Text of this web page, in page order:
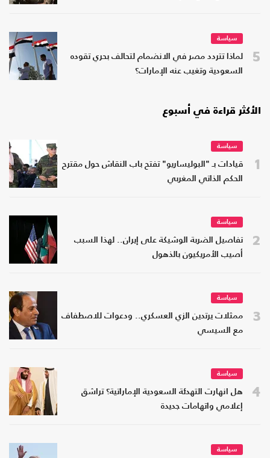
5
سياسة
لماذا تتردد مصر في الانضمام لتحالف بحري تقوده
السعودية وتغيب عنه الإمارات؟
الأكثر قراءة في أسبوع
1
سياسة
قيادات بـ "البوليساريو" تفتح باب النقاش حول مقترح
الحكم الذاتي المغربي
2
سياسة
تفاصيل الضربة الوشيكة على إيران.. لهذا السبب
أصيب الأمريكيون بالذهول
3
سياسة
ممثلات يرتدين الزي العسكري.. ودعوات للاصطفاف
مع السيسي
4
سياسة
هل انهارت التهدئة السعودية الإماراتية؟ تراشق
إعلامي واتهامات جديدة
سياسة